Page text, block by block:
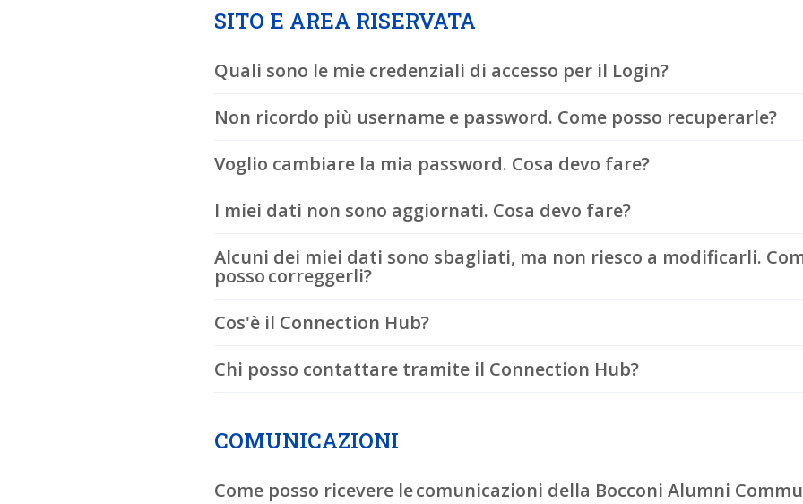
SITO E AREA RISERVATA
Quali sono le mie credenziali di accesso per il Login?
Non ricordo più username e password. Come posso recuperarle?
Voglio cambiare la mia password. Cosa devo fare?
I miei dati non sono aggiornati. Cosa devo fare?
Alcuni dei miei dati sono sbagliati, ma non riesco a modificarli.
posso correggerli?
Cos'è il Connection Hub?
Chi posso contattare tramite il Connection Hub?
COMUNICAZIONI
Come posso ricevere le comunicazioni della Bocconi Alumni